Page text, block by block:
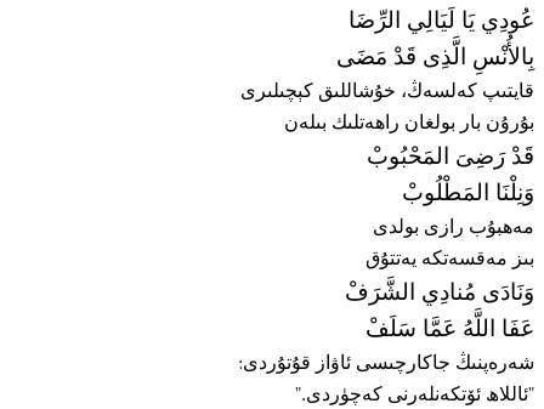
عُودِي يَا لَيَالِي الرِّضَا
بِالأُنْسِ الَّذِى قَدْ مَضَى
قايتىپ كەلسەڭ، خۇشاللىق كېچىلىرى
بۇرۇن بار بولغان راھەتلىك بىلەن
قَدْ رَضِىَ المَحْبُوبْ
وَنِلْنَا المَطْلُوبْ
مەھبۇب رازى بولدى
بىز مەقسەتكە يەتتۇق
وَنَادَى مُنادِي الشَّرَفْ
عَفَا اللَّهُ عَمَّا سَلَفْ
شەرەپنىڭ جاكارچىسى ئاۋاز قۇتۇردى:
"ئاللاھ ئۆتكەنلەرنى كەچۈردى."